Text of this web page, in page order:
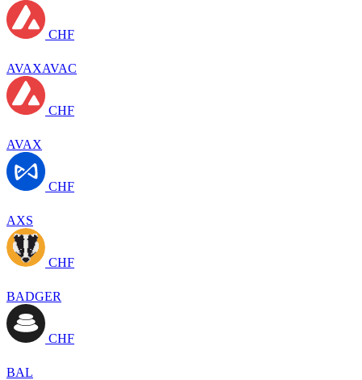
CHF
AVAXAVAC
CHF
AVAX
CHF
AXS
CHF
BADGER
CHF
BAL